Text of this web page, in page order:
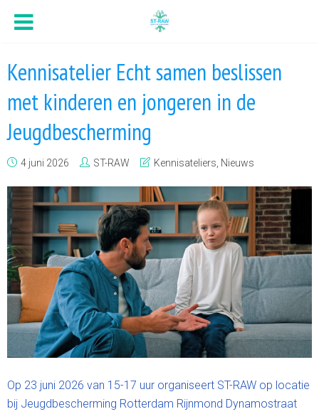
Kennisatelier Echt samen beslissen
met kinderen en jongeren in de
Jeugdbescherming
4 juni 2026 ST-RAW Kennisateliers Nieuws
Op 23 juni 2026 van 15-17 uur organiseert ST-RAW op locatie
bij Jeugdbescherming Rotterdam Rijnmond Dynamostraat